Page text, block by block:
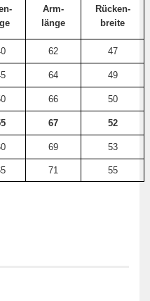
Arm-
länge
Rücken-
breite
62 47
64 49
66 50
67 52
69 53
71 55